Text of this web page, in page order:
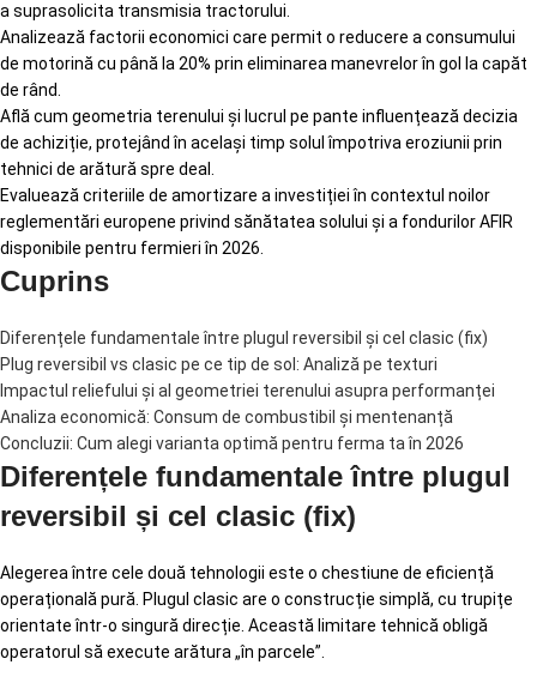
a suprasolicita transmisia tractorului.
Analizează factorii economici care permit o reducere a consumului
de motorină cu până la 20% prin eliminarea manevrelor în gol la capăt
de rând.
Află cum geometria terenului și lucrul pe pante influențează decizia
de achiziție, protejând în același timp solul împotriva eroziunii prin
tehnici de arătură spre deal.
Evaluează criteriile de amortizare a investiției în contextul noilor
reglementări europene privind sănătatea solului și a fondurilor AFIR
disponibile pentru fermieri în 2026.
Cuprins
Diferențele fundamentale între plugul reversibil și cel clasic (fix)
Plug reversibil vs clasic pe ce tip de sol: Analiză pe texturi
Impactul reliefului și al geometriei terenului asupra performanței
Analiza economică: Consum de combustibil și mentenanță
Concluzii: Cum alegi varianta optimă pentru ferma ta în 2026
Diferențele fundamentale între plugul
reversibil și cel clasic (fix)
Alegerea între cele două tehnologii este o chestiune de eficiență
operațională pură. Plugul clasic are o construcție simplă, cu trupițe
orientate într-o singură direcție. Această limitare tehnică obligă
operatorul să execute arătura „în parcele”.